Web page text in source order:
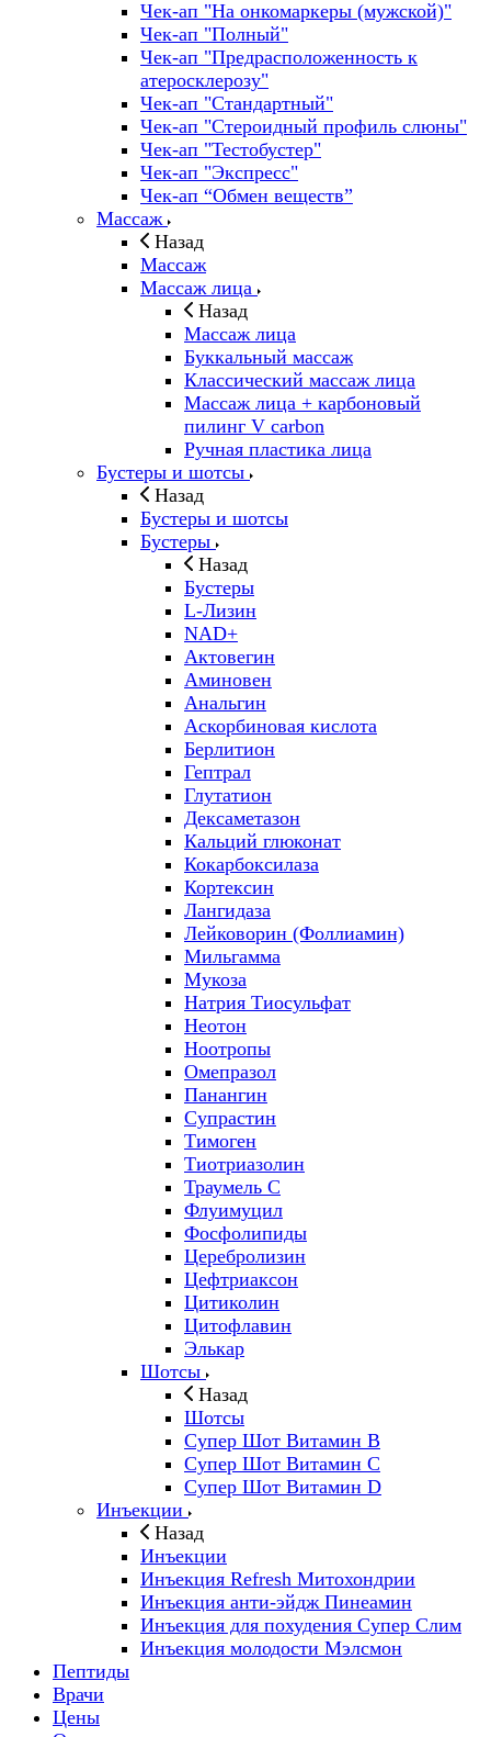
Чек-ап "На онкомаркеры (мужской)"
Чек-ап "Полный"
Чек-ап "Предрасположенность к
атеросклерозу"
Чек-ап "Стандартный"
Чек-ап "Стероидный профиль слюны"
Чек-ап "Тестобустер"
Чек-ап "Экспресс"
Чек-ап “Обмен веществ”
Массаж
Назад
Массаж
Массаж лица
Назад
Массаж лица
Буккальный массаж
Классический массаж лица
Массаж лица + карбоновый
пилинг V carbon
Ручная пластика лица
Бустеры и шотсы
Назад
Бустеры и шотсы
Бустеры
Назад
Бустеры
L-Лизин
NAD+
Актовегин
Аминовен
Анальгин
Аскорбиновая кислота
Берлитион
Гептрал
Глутатион
Дексаметазон
Кальций глюконат
Кокарбоксилаза
Кортексин
Лангидаза
Лейковорин (Фоллиамин)
Мильгамма
Мукоза
Натрия Тиосульфат
Неотон
Ноотропы
Омепразол
Панангин
Супрастин
Тимоген
Тиотриазолин
Траумель С
Флуимуцил
Фосфолипиды
Церебролизин
Цефтриаксон
Цитиколин
Цитофлавин
Элькар
Шотсы
Назад
Шотсы
Супер Шот Витамин B
Супер Шот Витамин C
Супер Шот Витамин D
Инъекции
Назад
Инъекции
Инъекция Refresh Митохондрии
Инъекция анти-эйдж Пинеамин
Инъекция для похудения Супер Слим
Инъекция молодости Мэлсмон
Пептиды
Врачи
Цены